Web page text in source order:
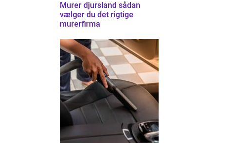
Murer djursland sådan
vælger du det rigtige
murerfirma